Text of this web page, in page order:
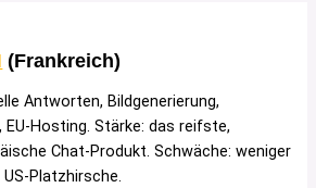
(Frankreich)
Antworten, Bildgenerierung,
EU-Hosting. Stärke: das reifste,
Chat-Produkt. Schwäche: weniger
Platzhirsche.